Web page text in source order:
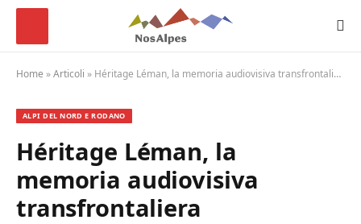
Home »Articoli » Héritage Léman, la memoria audiovisiva transfrontaliera
ALPI DEL NORD E RODANO
Héritage Léman, la
memoria audiovisiva
transfrontaliera